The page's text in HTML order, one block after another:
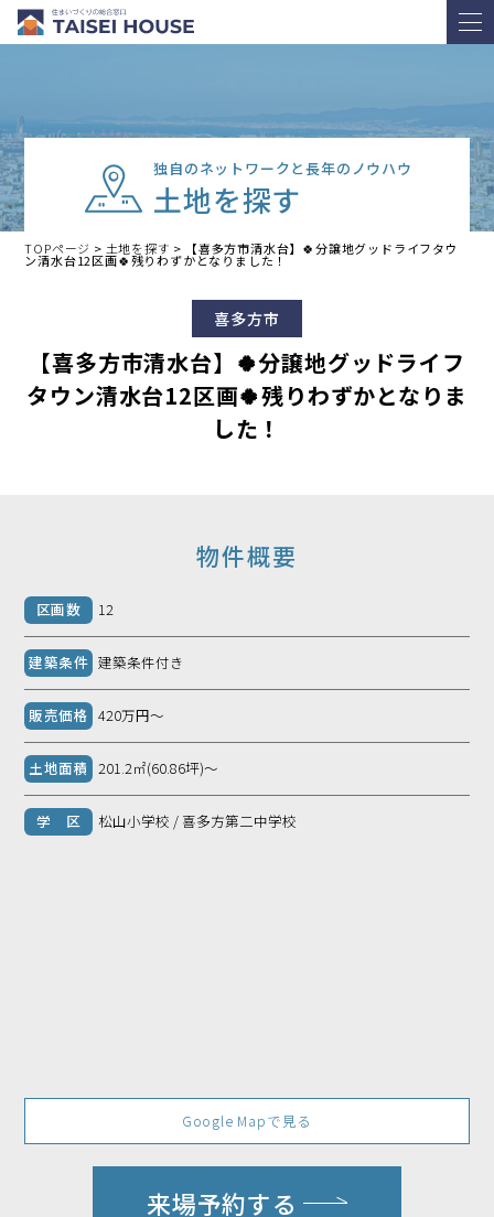
独自のネットワークと長年のノウハウ
土地を探す
TOPページ > 土地を探す > 【喜多方市清水台】🍀分譲地グッドライフタウ
ン清水台12区画🍀残りわずかとなりました！
喜多方市
【喜多方市清水台】🍀分譲地グッドライフ
タウン清水台12区画🍀残りわずかとなりま
した！
物件概要
区画数 12
建築条件 建築条件付き
販売価格 420万円～
土地面積 201.2㎡(60.86坪)～
学 区 松山小学校 / 喜多方第二中学校
Google Mapで見る
来場予約する